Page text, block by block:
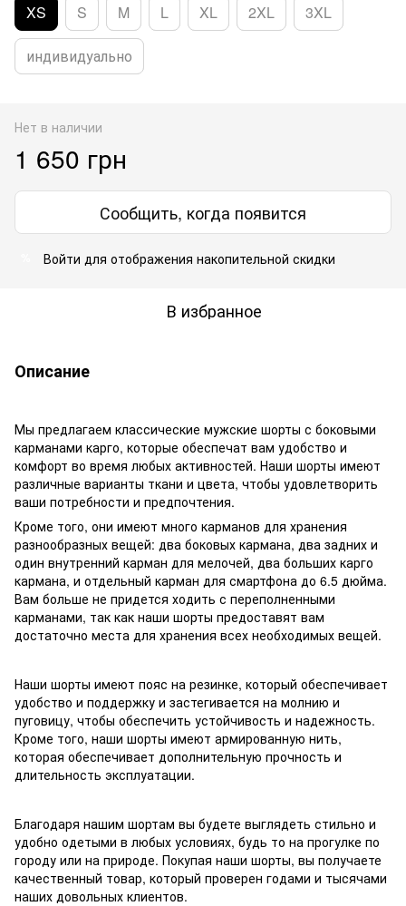
XS S M L XL 2XL 3XL
индивидуально
Нет в наличии
1 650 грн
Сообщить, когда появится
Войти для отображения накопительной скидки
В избранное
Описание
Мы предлагаем классические мужские шорты с боковыми
карманами карго, которые обеспечат вам удобство и
комфорт во время любых активностей. Наши шорты имеют
различные варианты ткани и цвета, чтобы удовлетворить
ваши потребности и предпочтения.
Кроме того, они имеют много карманов для хранения
разнообразных вещей: два боковых кармана, два задних и
один внутренний карман для мелочей, два больших карго
кармана, и отдельный карман для смартфона до 6.5 дюйма.
Вам больше не придется ходить с переполненными
карманами, так как наши шорты предоставят вам
достаточно места для хранения всех необходимых вещей.
Наши шорты имеют пояс на резинке, который обеспечивает
удобство и поддержку и застегивается на молнию и
пуговицу, чтобы обеспечить устойчивость и надежность.
Кроме того, наши шорты имеют армированную нить,
которая обеспечивает дополнительную прочность и
длительность эксплуатации.
Благодаря нашим шортам вы будете выглядеть стильно и
удобно одетыми в любых условиях, будь то на прогулке по
городу или на природе. Покупая наши шорты, вы получаете
качественный товар, который проверен годами и тысячами
наших довольных клиентов.